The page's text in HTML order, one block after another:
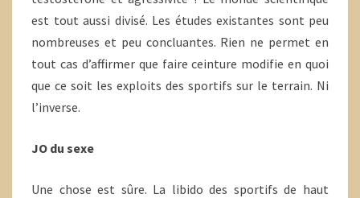
est tout aussi divisé. Les études existantes sont peu
nombreuses et peu concluantes. Rien ne permet en
tout cas d’affirmer que faire ceinture modifie en quoi
que ce soit les exploits des sportifs sur le terrain. Ni
l’inverse.
JO du sexe
Une chose est sûre. La libido des sportifs de haut